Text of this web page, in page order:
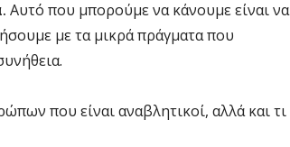
Αυτό που μπορούμε να κάνουμε είναι να
με τα μικρά πράγματα που
που είναι αναβλητικοί, αλλά και τι